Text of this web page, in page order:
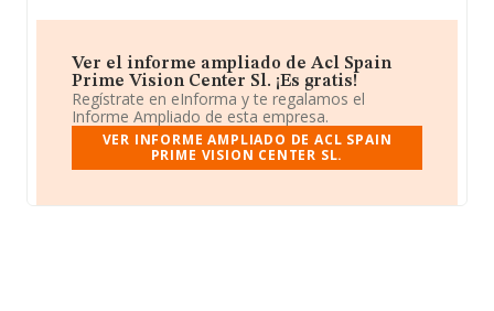
Ver el informe ampliado de Acl Spain
Prime Vision Center Sl. ¡Es gratis!
Regístrate en eInforma y te regalamos el
Informe Ampliado de esta empresa.
VER INFORME AMPLIADO DE ACL SPAIN
PRIME VISION CENTER SL.